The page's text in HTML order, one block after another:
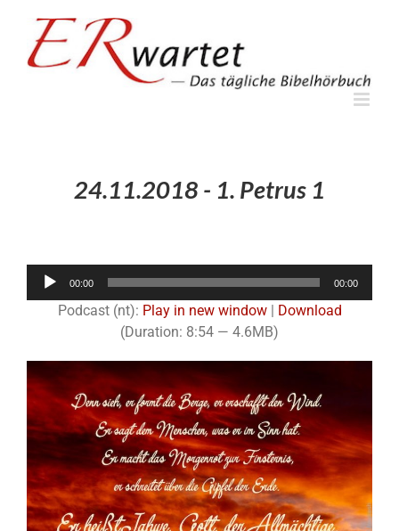
springen
24.11.2018 - 1. Petrus 1
00:00 00:00
Podcast (nt): Play in new window| Download
(Duration: 8:54 — 4.6MB)